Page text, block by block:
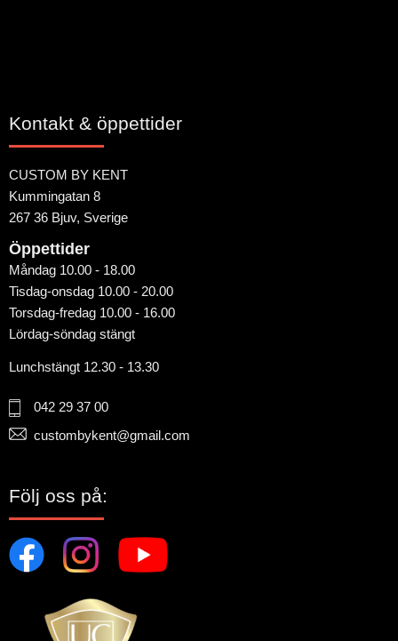
Kontakt & öppettider
CUSTOM BY KENT
Kummingatan 8
267 36 Bjuv, Sverige
Öppettider
Måndag 10.00 - 18.00
Tisdag-onsdag 10.00 - 20.00
Torsdag-fredag 10.00 - 16.00
Lördag-söndag stängt
Lunchstängt 12.30 - 13.30
042 29 37 00
custombykent@gmail.com
Följ oss på: